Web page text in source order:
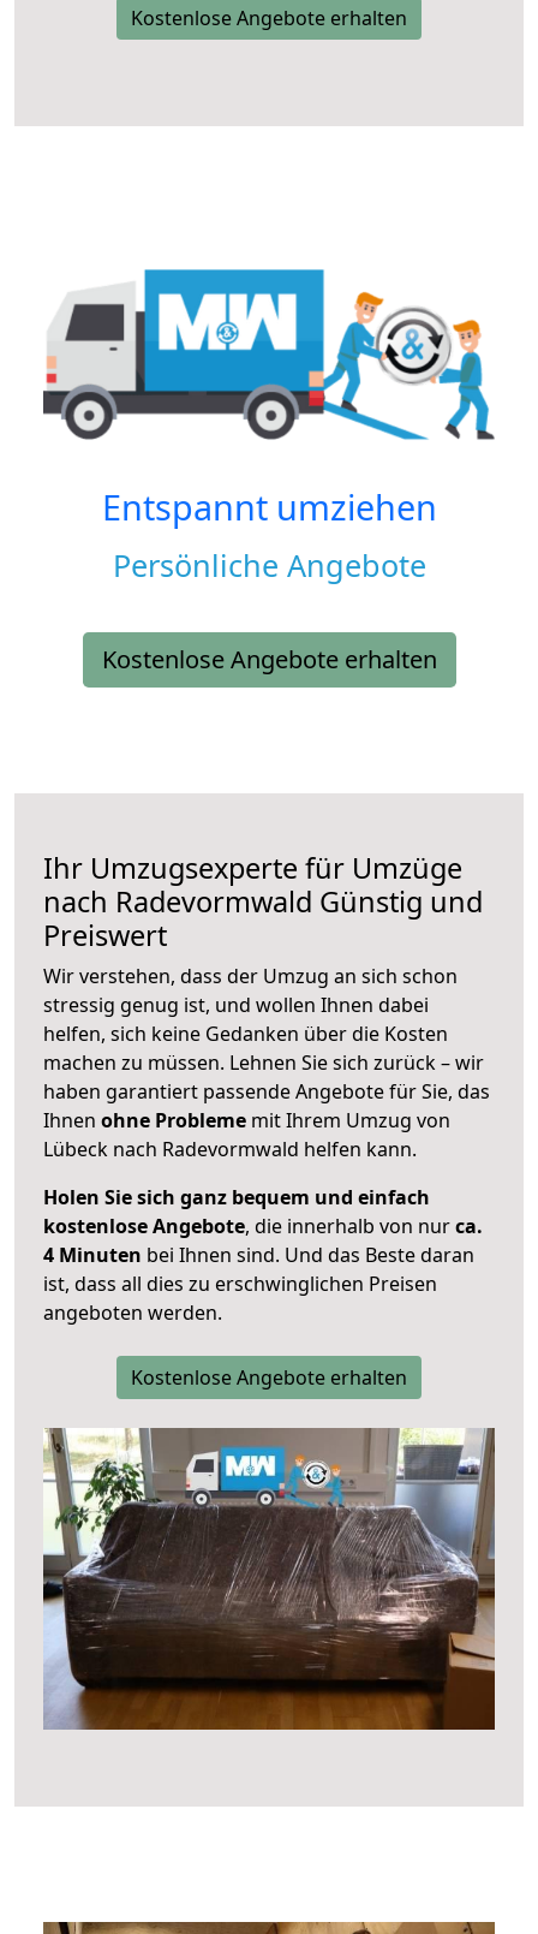
Kostenlose Angebote erhalten
Entspannt umziehen
Persönliche Angebote
Kostenlose Angebote erhalten
Ihr Umzugsexperte für Umzüge
nach Radevormwald Günstig und
Preiswert
Wir verstehen, dass der Umzug an sich schon
stressig genug ist, und wollen Ihnen dabei
helfen, sich keine Gedanken über die Kosten
machen zu müssen. Lehnen Sie sich zurück – wir
haben garantiert passende Angebote für Sie, das
Ihnen ohne Probleme mit Ihrem Umzug von
Lübeck nach Radevormwald helfen kann.
Holen Sie sich ganz bequem und einfach
kostenlose Angebote, die innerhalb von nurca.
4 Minuten bei Ihnen sind. Und das Beste daran
ist, dass all dies zu erschwinglichen Preisen
angeboten werden.
Kostenlose Angebote erhalten